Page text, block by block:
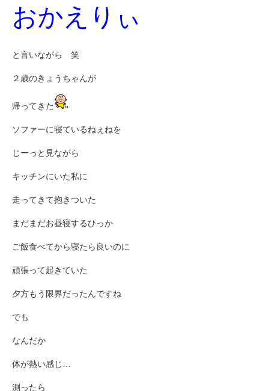
おかえりぃ
と言いながら 笑
２歳のきょうちゃんが
帰ってきた
ソファーに寝ているねぇねを
じーっと見ながら
キッチンにいた私に
走ってきて抱きついた
まだまだお昼寝するひっか
ご飯食べてから寝たら良いのに
頑張って起きていた
夕方もう限界だったんですね
でも
なんだか
体が熱い感じ…
測ったら